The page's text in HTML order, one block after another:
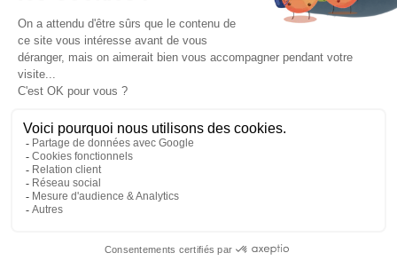
Echantillons
Livraisons
Retours
FAQ
Contactez-nous
Marchand approuvé par la Société des Avis Garantis,
cliquez ici pour vérifier.
ILS PARLENT DE NOUS